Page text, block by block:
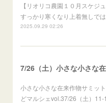
【リオリコ農園１０月スケジ
すっかり寒くなり上着無しで
2025.09.29 02:26
小さな小さな在来作物サミッ
どマルシェvol.37/26（土）11-